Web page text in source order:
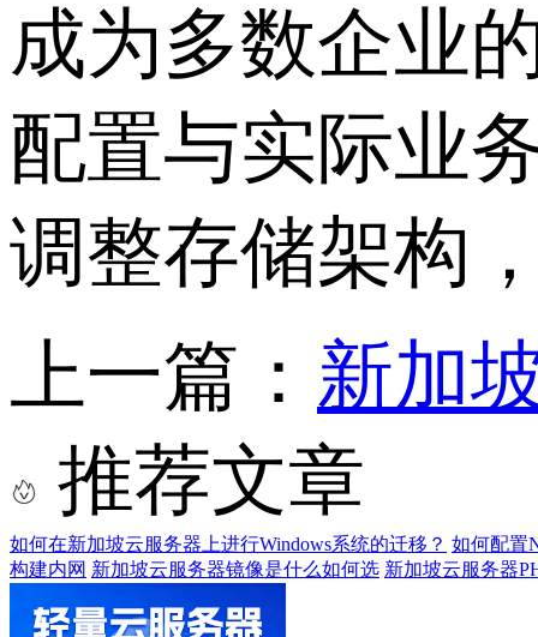
成为多数企业
配置与实际业
调整存储架构
上一篇： 新加
推荐文章
如何在新加坡云服务器上进行Windows系统的迁移？ 如何配置
构建内网 新加坡云服务器镜像是什么如何选 新加坡云服务器